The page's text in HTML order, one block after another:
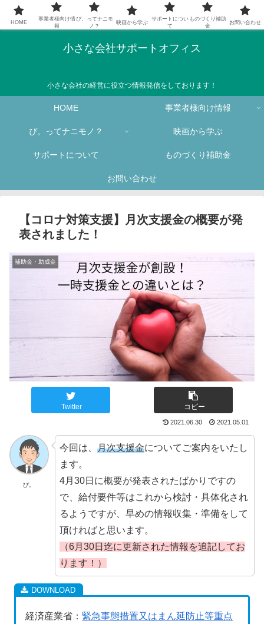
小さな会社サポートオフィス
小さな会社の経営に役立つ情報発信をしております！
HOME 事業者様向け情報
ぴ。ってナニモノ？ 映画から学ぶ
サポートについて ものづくり補助金
お問い合わせ
【コロナ対策支援】月次支援金の概要が発
表されました！
補助金・助成金
Twitter コピー
2021.06.30 2021.05.01
ぴ。
今回は、 月次支援金についてご案内をいたし
ます。
4月30日に概要が発表されたばかりですの
で、給付要件等はこれから検討・具体化され
るようですが、早めの情報収集・準備をして
頂ければと思います。
（6月30日迄に更新された情報を追記してお
ります！）
経済産業省： 緊急事態措置⼜はまん延防⽌等重点
HOME
事業者様向け情
報
ぴ。ってナニモ
ノ？
映画から学ぶ
サポートについ
て
ものづくり補助
金
お問い合わせ